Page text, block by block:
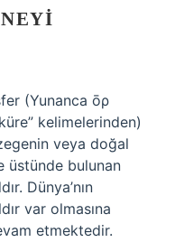
(Yunanca ōρ
kelimelerinden)
veya doğal
üstünde bulunan
Dünya’nın
var olmasına
etmektedir.